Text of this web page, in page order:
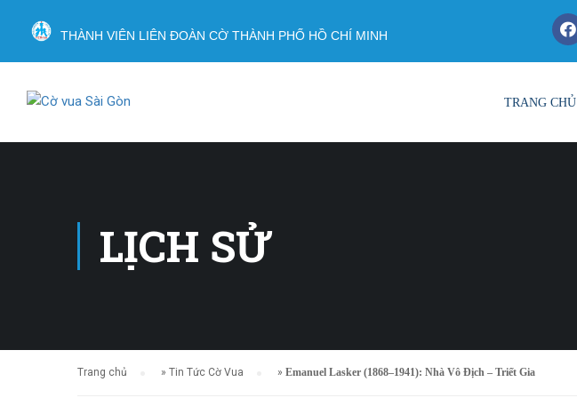
THÀNH VIÊN LIÊN ĐOÀN CỜ THÀNH PHỐ HỒ CHÍ MINH
TRANG CHỦ
LỊCH SỬ
Trang chủ » Tin Tức Cờ Vua » Emanuel Lasker (1868–1941): Nhà Vô Địch – Triết Gia